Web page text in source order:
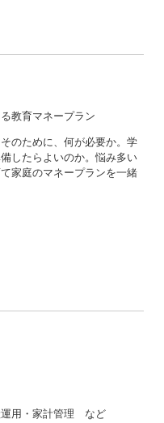
教育マネープラン
のために、何が必要か。学
したらよいのか。悩み多い
家庭のマネープランを一緒
運用・家計管理 など